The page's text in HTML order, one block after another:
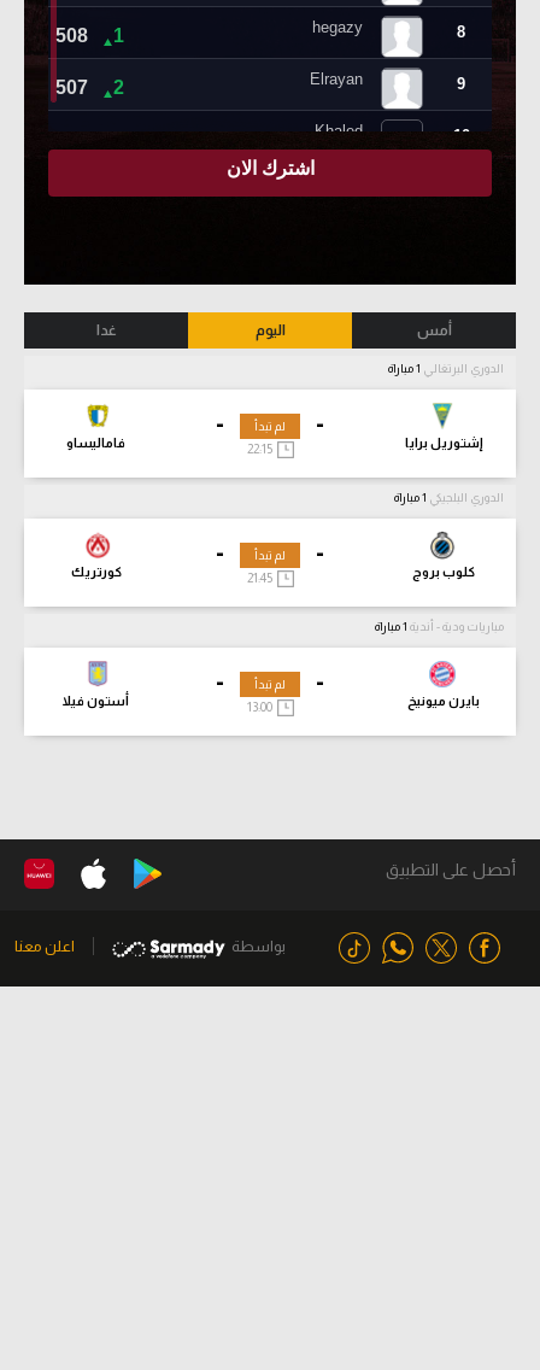
أمس اليوم غدا
الدوري البرتغالي
-
إشتوريل برايا
-
فاماليساو
لم تبدأ
22:15
الدوري البلجيكي
-
كلوب بروج
-
كورتريك
لم تبدأ
21:45
مباريات ودية - أندية
-
بايرن ميونيخ
-
أستون فيلا
لم تبدأ
13:00
أحصل على التطبيق
بواسطة اعلن معنا